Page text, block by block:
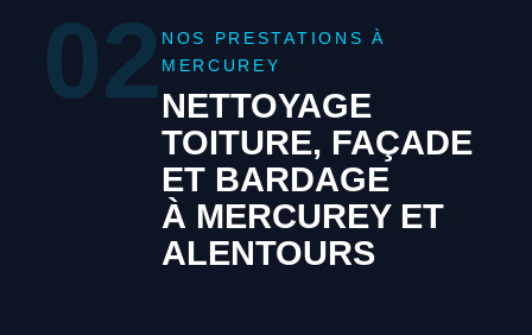
02 NOS PRESTATIONS À
MERCUREY
NETTOYAGE
TOITURE, FAÇADE
ET BARDAGE
À MERCUREY ET
ALENTOURS